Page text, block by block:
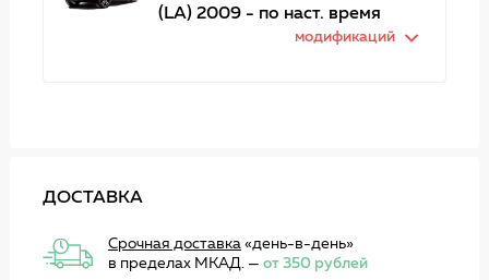
(LA) 2009 - по наст. время
модификаций
ДОСТАВКА
Срочная доставка«день-в-день»
в пределах МКАД. — от 350 рублей